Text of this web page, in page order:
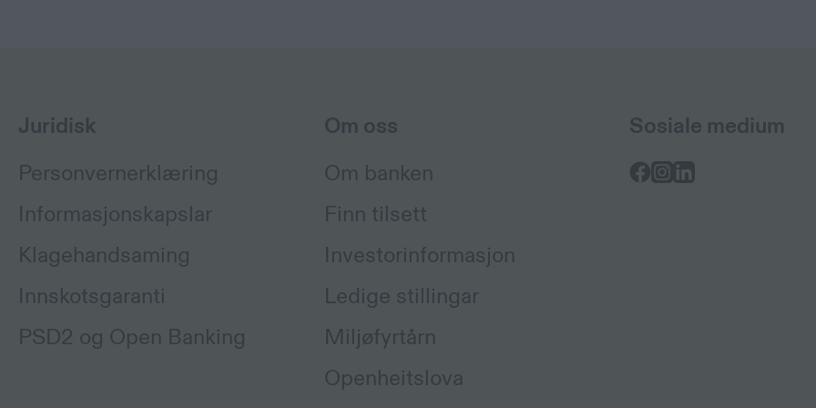
Juridisk
Personvernerklæring
Informasjonskapslar
Klagehandsaming
Innskotsgaranti
PSD2 og Open Banking
Om oss
Om banken
Finn tilsett
Investorinformasjon
Ledige stillingar
Miljøfyrtårn
Openheitslova
Sosiale medium